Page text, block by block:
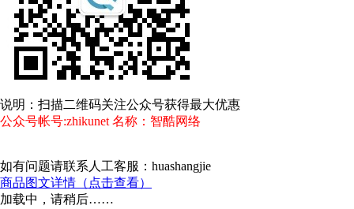
说明：扫描二维码关注公众号获得最大优惠
公众号帐号:zhikunet 名称：智酷网络
如有问题请联系人工客服：huashangjie
商品图文详情（点击查看）
加载中，请稍后……